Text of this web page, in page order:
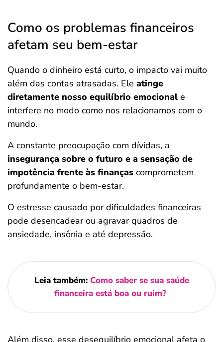
Como os problemas financeiros
afetam seu bem-estar
Quando o dinheiro está curto, o impacto vai muito
além das contas atrasadas. Ele atinge
diretamente nosso equilíbrio emocional e
interfere no modo como nos relacionamos com o
mundo.
A constante preocupação com dívidas, a
insegurança sobre o futuro e a sensação de
impotência frente às finanças comprometem
profundamente o bem-estar.
O estresse causado por dificuldades financeiras
pode desencadear ou agravar quadros de
ansiedade, insônia e até depressão.
Leia também: Como saber se sua saúde
financeira está boa ou ruim?
Além disso, esse desequilíbrio emocional afeta o